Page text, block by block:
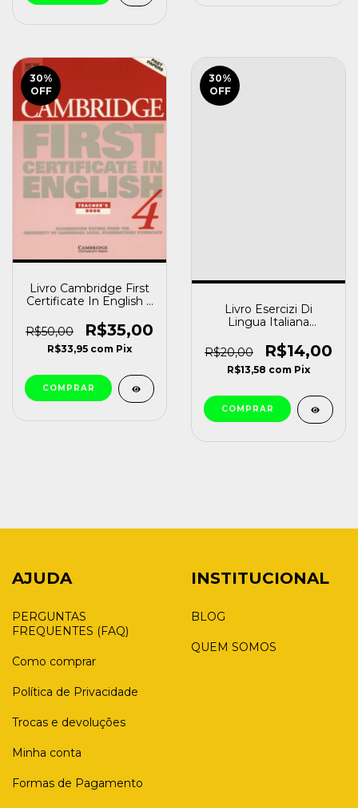
30%
OFF
Livro Cambridge First
Certificate In English 4
[usado]
R$50,00 R$35,00
R$33,95 com Pix
30%
OFF
Livro Esercizi Di
Lingua Italiana
[usado]
R$20,00 R$14,00
R$13,58 com Pix
AJUDA
PERGUNTAS
FREQUENTES (FAQ)
Como comprar
Política de Privacidade
Trocas e devoluções
Minha conta
Formas de Pagamento
INSTITUCIONAL
BLOG
QUEM SOMOS